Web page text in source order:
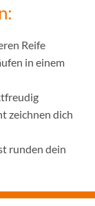
Reife
in einem
zeichnen dich
runden dein